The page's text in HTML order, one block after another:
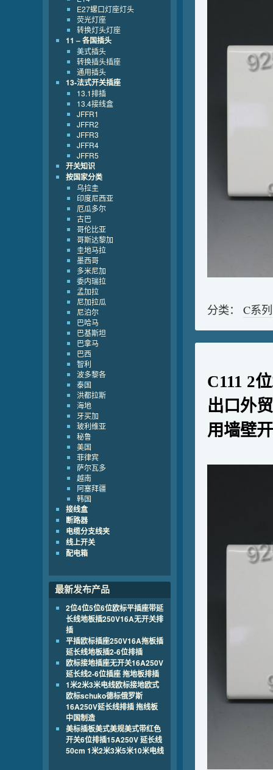
分类： C系列
C111 2
出口外
用墙壁
E27螺口灯座灯头
荧光灯座
转换灯头灯座
11 – 各国插头
美式插头
转换插头插座
通用插头
13-法式开关插座
13.1排插
13.4接线盒
JFFR1
JFFR2
JFFR3
JFFR4
JFFR5
开关知识
按国家分类
乌拉圭
印度尼西亚
厄瓜多尔
古巴
哥伦比亚
哥斯达黎加
圭地马拉
墨西哥
多米尼加
委内瑞拉
孟加拉
尼加拉瓜
尼泊尔
巴哈马
巴基斯坦
巴拿马
巴西
智利
波多黎各
泰国
洪都拉斯
海地
牙买加
玻利维亚
秘鲁
美国
菲律宾
萨尔瓦多
越南
阿塞拜疆
韩国
接线盒
断路器
电缆分支线夹
线上开关
配电箱
最新发布产品
2位4位5位6位欧标平插座带延
长线地板插250V16A无开关排
插
平插欧标插座250V16A拖板插
延长线地板插2-6位排插
欧标接地插座无开关16A250V
延长线2-6位插座 拖地板排插
1米2米3米电线欧标接地欧式
欧标schuko德标俄罗斯
16A250V延长线排插 拖线板
中国制造
美标插板美式美规美式带红色
开关6位排插15A250V 延长线
50cm 1米2米3米5米10米电线